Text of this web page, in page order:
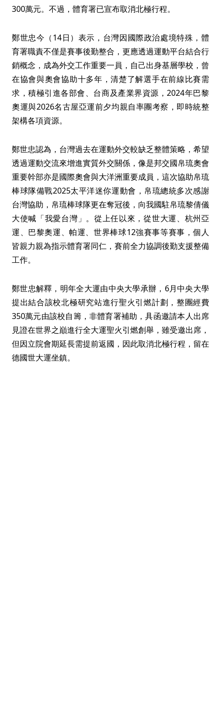
300萬元。不過，體育署已宣布取消北極行程。
鄭世忠今（14日）表示，台灣因國際政治處境特殊，體
育署職責不僅是賽事後勤整合，更應透過運動平台結合行
銷概念，成為外交工作重要一員，自己出身基層學校，曾
在協會與奧會協助十多年，清楚了解選手在前線比賽需
求，積極引進各部會、台商及產業界資源，2024年巴黎
奧運與2026名古屋亞運前夕均親自率團考察，即時統整
架構各項資源。
鄭世忠認為，台灣過去在運動外交較缺乏整體策略，希望
透過運動交流來增進實質外交關係，像是邦交國帛琉奧會
重要幹部亦是國際奧會與大洋洲重要成員，這次協助帛琉
棒球隊備戰2025太平洋迷你運動會，帛琉總統多次感謝
台灣協助，帛琉棒球隊更在奪冠後，向我國駐帛琉黎倩儀
大使喊「我愛台灣」。從上任以來，從世大運、杭州亞
運、巴黎奧運、帕運、世界棒球12強賽事等賽事，個人
皆親力親為指示體育署同仁，賽前全力協調後勤支援整備
工作。
鄭世忠解釋，明年全大運由中央大學承辦，6月中央大學
提出結合該校北極研究站進行聖火引燃計劃，整團經費
350萬元由該校自籌，非體育署補助，具函邀請本人出席
見證在世界之巔進行全大運聖火引燃創舉，雖受邀出席，
但因立院會期延長需提前返國，因此取消北極行程，留在
德國世大運坐鎮。